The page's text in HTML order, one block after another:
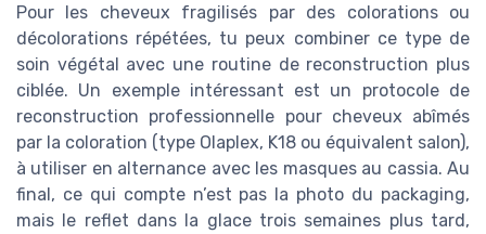
Pour les cheveux fragilisés par des colorations ou
décolorations répétées, tu peux combiner ce type de
soin végétal avec une routine de reconstruction plus
ciblée. Un exemple intéressant est un protocole de
reconstruction professionnelle pour cheveux abîmés
par la coloration (type Olaplex, K18 ou équivalent salon),
à utiliser en alternance avec les masques au cassia. Au
final, ce qui compte n’est pas la photo du packaging,
mais le reflet dans la glace trois semaines plus tard,